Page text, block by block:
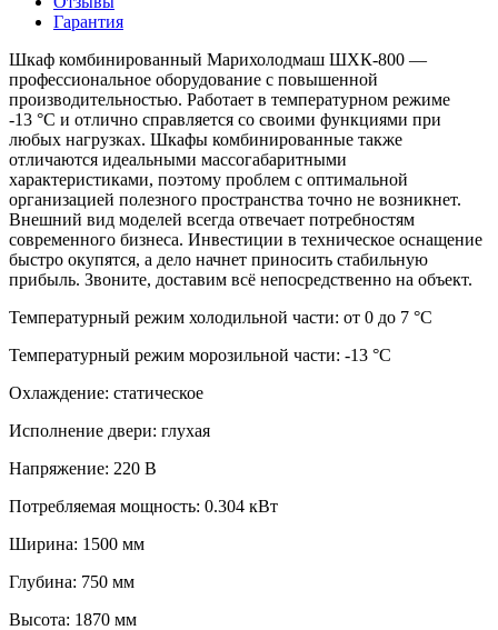
Гарантия
Шкаф комбинированный Марихолодмаш ШХК-800 —
профессиональное оборудование с повышенной
производительностью. Работает в температурном режиме
-13 °C и отлично справляется со своими функциями при
любых нагрузках. Шкафы комбинированные также
отличаются идеальными массогабаритными
характеристиками, поэтому проблем с оптимальной
организацией полезного пространства точно не возникнет.
Внешний вид моделей всегда отвечает потребностям
современного бизнеса. Инвестиции в техническое оснащение
быстро окупятся, а дело начнет приносить стабильную
прибыль. Звоните, доставим всё непосредственно на объект.
Температурный режим холодильной части: от 0 до 7 °C
Температурный режим морозильной части: -13 °C
Охлаждение: статическое
Исполнение двери: глухая
Напряжение: 220 В
Потребляемая мощность: 0.304 кВт
Ширина: 1500 мм
Глубина: 750 мм
Высота: 1870 мм